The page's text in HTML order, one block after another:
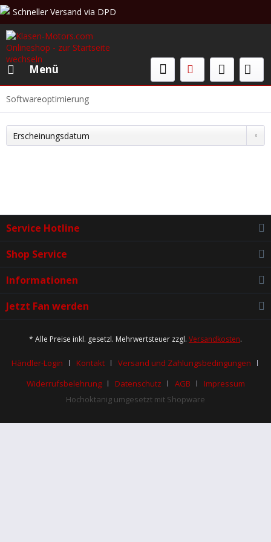
Schneller Versand via DPD
Beratung & Verkauf: +49 (0)208 62 67 34 02
Menü
Softwareoptimierung
Service Hotline
Shop Service
Informationen
Jetzt Fan werden
* Alle Preise inkl. gesetzl. Mehrwertsteuer zzgl. Versandkosten.
Händler-Login Kontakt
Versand und Zahlungsbedingungen
Widerrufsbelehrung
Datenschutz AGB
Impressum
Hochoktanig umgesetzt mit Shopware